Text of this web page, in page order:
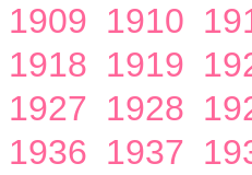
1909 1910
1918 1919
1927 1928
1936 1937